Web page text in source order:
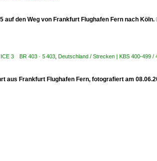
auf den Weg von Frankfurt Flughafen Fern nach Köln.
3 BR 403 · 5 403 Deutschland / Strecken | KBS 400-499
aus Frankfurt Flughafen Fern, fotografiert am